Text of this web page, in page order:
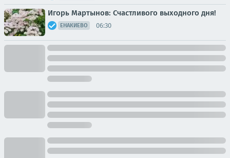
Игорь Мартынов: Счастливого выходного дня!
ЕНАКИЕВО 06:30